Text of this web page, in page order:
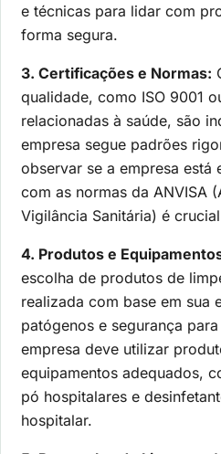
e técnicas para lidar com
forma segura.
3. Certificações e Normas:
qualidade, como ISO 9001
relacionadas à saúde, são
empresa segue padrões
observar se a empresa está
com as normas da ANVISA
Vigilância Sanitária) é
4. Produtos e
escolha de produtos de
realizada com base em sua
patógenos e segurança
empresa deve utilizar
equipamentos adequados,
pó hospitalares e
hospitalar.